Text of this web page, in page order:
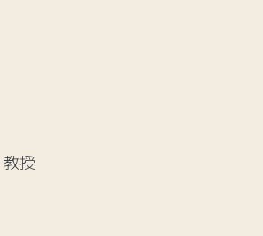
教授